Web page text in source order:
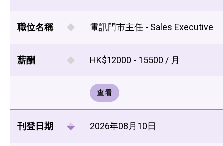
職位名稱 電訊門市主任 - Sales Executive
薪酬 HK$12000 - 15500 / 月
查看
刊登日期 2026年08月10日